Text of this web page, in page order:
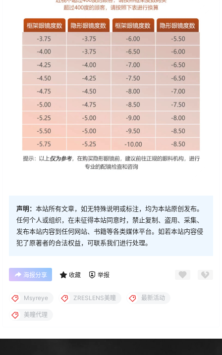
声明： 本站所有文章，如无特殊说明或标注，均为本站原创发布。
任何个人或组织，在未征得本站同意时，禁止复制、盗用、采集、
发布本站内容到任何网站、书籍等各类媒体平台。如若本站内容侵
犯了原著者的合法权益，可联系我们进行处理。
海报分享 收藏 举报
Msyreye ZRESLENS美瞳 最新活动
美瞳代理